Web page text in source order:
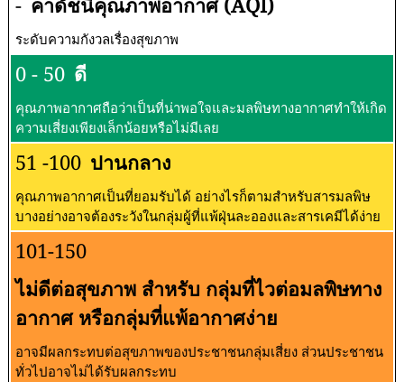
ระดับความกังวลเรื่องสุขภาพ
0 - 50 ดี
คุณภาพอากาศถือว่าเป็นที่น่าพอใจและมลพิษทางอากาศทำให้เกิด
ความเสี่ยงเพียงเล็กน้อยหรือไม่มีเลย
51 -100 ปานกลาง
คุณภาพอากาศเป็นที่ยอมรับได้ อย่างไรก็ตามสำหรับสารมลพิษ
บางอย่างอาจต้องระวังในกลุ่มผู้ที่แพ้ฝุ่นละอองและสารเคมีได้ง่าย
101-150
ไม่ดีต่อสุขภาพ สำหรับ กลุ่มที่ไวต่อมลพิษทาง
อากาศ หรือกลุ่มที่แพ้อากาศง่าย
อาจมีผลกระทบต่อสุขภาพของประชาชนกลุ่มเสี่ยง ส่วนประชาชน
ทั่วไปอาจไม่ได้รับผลกระทบ